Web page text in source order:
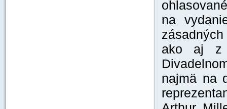
na
ako aj z
najmä na